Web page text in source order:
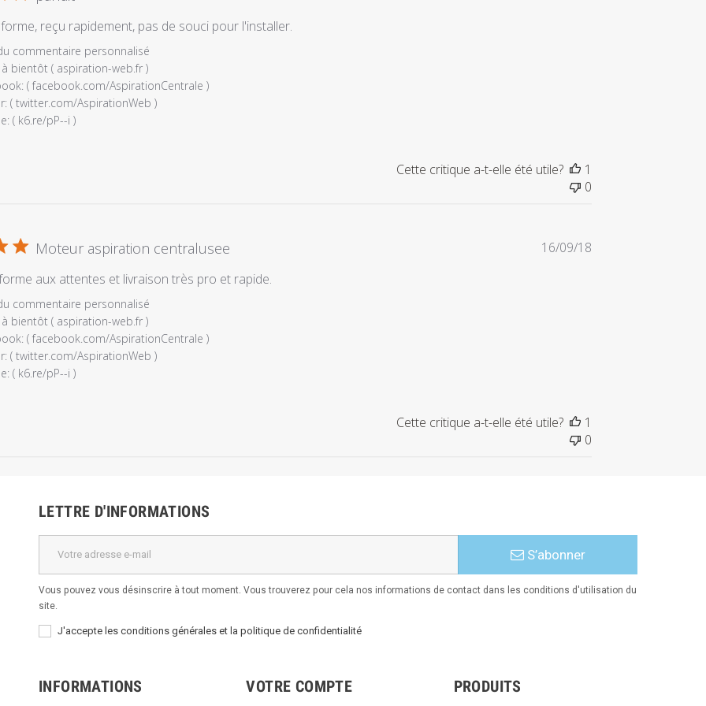
reçu rapidement, pas de souci pour l'installer.
commentaire personnalisé
bientôt ( aspiration-web.fr )
( facebook.com/AspirationCentrale )
( twitter.com/AspirationWeb )
( k6.re/pP--i )
Cette critique a-t-elle été utile?
1
0
Moteur aspiration centralusee
aux attentes et livraison très pro et rapide.
commentaire personnalisé
bientôt ( aspiration-web.fr )
( facebook.com/AspirationCentrale )
( twitter.com/AspirationWeb )
( k6.re/pP--i )
Date
16/09/18
Cette critique a-t-elle été utile?
1
0
LETTRE D'INFORMATIONS
S’abonner
Vous pouvez vous désinscrire à tout moment. Vous trouverez pour cela nos informations de contact dans les conditions d'utilisation du
site.
J'accepte les conditions générales et la politique de confidentialité
INFORMATIONS VOTRE COMPTE PRODUITS